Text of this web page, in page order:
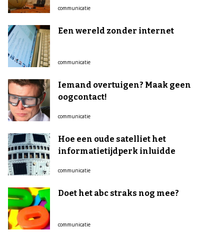
communicatie
Een wereld zonder internet
communicatie
Iemand overtuigen? Maak geen
oogcontact!
communicatie
Hoe een oude satelliet het
informatietijdperk inluidde
communicatie
Doet het abc straks nog mee?
communicatie